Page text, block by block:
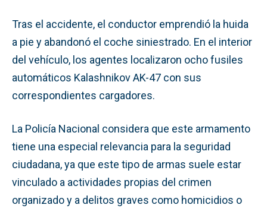
Tras el accidente, el conductor emprendió la huida
a pie y abandonó el coche siniestrado. En el interior
del vehículo, los agentes localizaron ocho fusiles
automáticos Kalashnikov AK-47 con sus
correspondientes cargadores.
La Policía Nacional considera que este armamento
tiene una especial relevancia para la seguridad
ciudadana, ya que este tipo de armas suele estar
vinculado a actividades propias del crimen
organizado y a delitos graves como homicidios o